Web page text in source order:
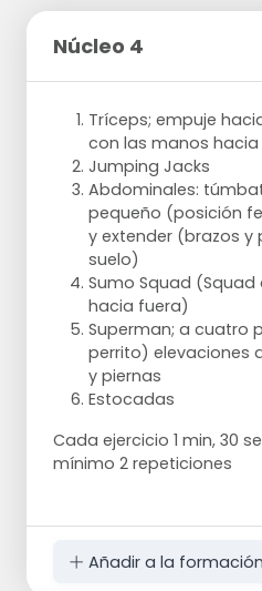
Núcleo 4
Tríceps; empuje
con las manos
Jumping Jacks
Abdominales:
pequeño (posición
y extender (brazos y
suelo)
Sumo Squad
hacia fuera)
Superman; a cuatro
perrito) elevaciones
y piernas
Estocadas
Cada ejercicio 1 min, 30
mínimo 2 repeticiones
Añadir a la formación